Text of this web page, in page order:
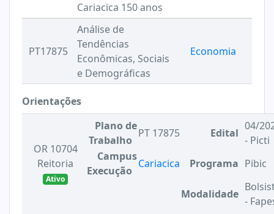
Cariacica 150 anos
PT17875
Análise de
Tendências
Econômicas, Sociais
e Demográficas
Economia
Orientações
OR 10704
Reitoria
Ativo
Plano de
Trabalho
PT 17875 Edital
04/
- Picti
Campus
Execução
Cariacica Programa Pibic
Modalidade
-